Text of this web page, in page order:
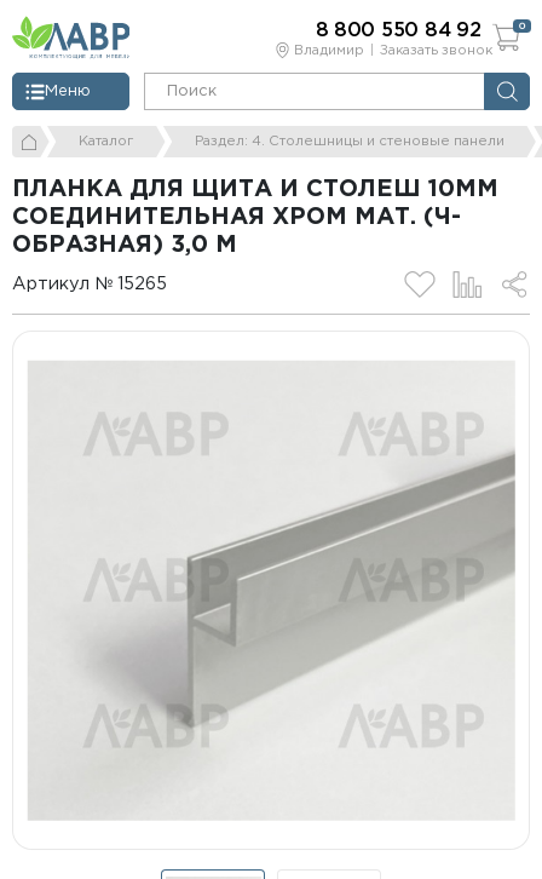
Владимир Заказать звонок
Меню
8 800 550 84 92 0
Каталог Раздел: 4. Столешницы и стеновые панели
ПЛАНКА ДЛЯ ЩИТА И СТОЛЕШ 10ММ
СОЕДИНИТЕЛЬНАЯ ХРОМ МАТ. (Ч-
ОБРАЗНАЯ) 3,0 М
Артикул № 15265